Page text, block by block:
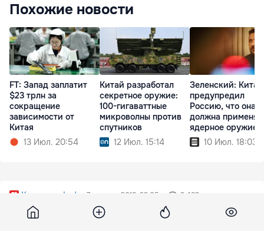
Похожие новости
FT: Запад заплатит
$23 трлн за
сокращение
зависимости от
Китая
13 Июл. 20:54
Китай разработал
секретное оружие:
100-гигаваттные
микроволны против
спутников
12 Июл. 15:14
Зеленский: Китай
предупредил
Россию, что она
должна
ядерное оружие
10 Июл. 18:03
Korrespondent 7 августа 2018, 23:05 3 482
Из-за секс-игрушки